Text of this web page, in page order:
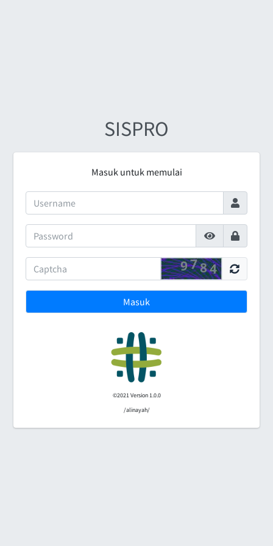
SISPRO
Masuk untuk memulai
Masuk
©2021 Version 1.0.0
/alinayah/